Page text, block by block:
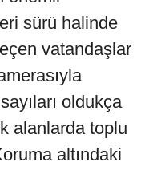
sürü halinde
vatandaşlar
oldukça
alanlarda toplu
altındaki